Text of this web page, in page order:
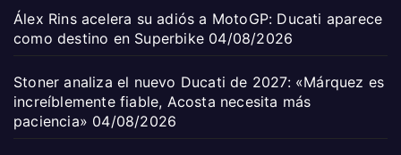
Álex Rins acelera su adiós a MotoGP: Ducati aparece
como destino en Superbike 04/08/2026
Stoner analiza el nuevo Ducati de 2027: «Márquez es
increíblemente fiable, Acosta necesita más
paciencia» 04/08/2026